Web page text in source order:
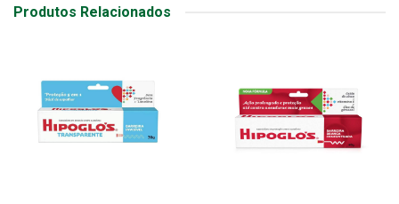
Produtos Relacionados